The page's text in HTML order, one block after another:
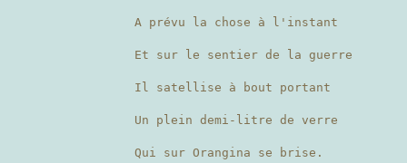
A prévu la chose à l'instant
Et sur le sentier de la guerre
Il satellise à bout portant
Un plein demi-litre de verre
Qui sur Orangina se brise.